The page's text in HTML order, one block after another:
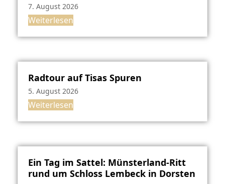
7. August 2026
Weiterlesen
Radtour auf Tisas Spuren
5. August 2026
Weiterlesen
Ein Tag im Sattel: Münsterland-Ritt
rund um Schloss Lembeck in Dorsten